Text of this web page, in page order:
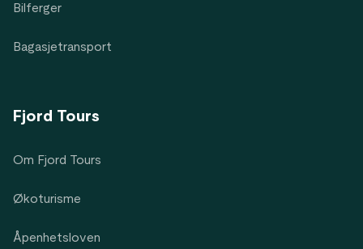
Bilferger
Bagasjetransport
Fjord Tours
Om Fjord Tours
Økoturisme
Åpenhetsloven